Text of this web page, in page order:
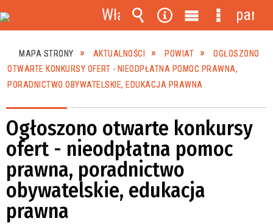
MAPA STRONY AKTUALNOŚCI POWIAT
OGŁOSZONO
OTWARTE KONKURSY OFERT - NIEODPŁATNA POMOC PRAWNA,
PORADNICTWO OBYWATELSKIE, EDUKACJA PRAWNA
Ogłoszono otwarte konkursy
ofert - nieodpłatna pomoc
prawna, poradnictwo
obywatelskie, edukacja
prawna
Włącz
powiadomienia
Wyszukiwarka
Narzędzia
Menu
główne
Menu
panel